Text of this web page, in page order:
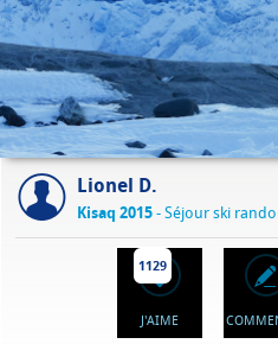
Lionel D.
Kisaq 2015- Séjour ski
1129
J'AIME